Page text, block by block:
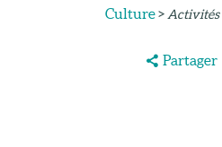
Culture> Activités
Partager